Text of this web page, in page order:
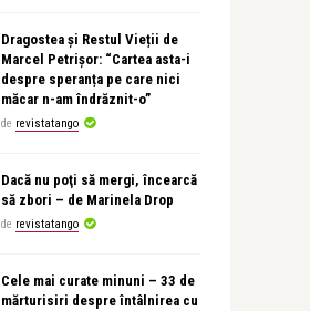
Dragostea și Restul Vieții de
Marcel Petrișor: “Cartea asta-i
despre speranța pe care nici
măcar n-am îndrăznit-o”
de revistatango
Dacă nu poţi să mergi, încearcă
să zbori – de Marinela Drop
de revistatango
Cele mai curate minuni – 33 de
mărturisiri despre întâlnirea cu